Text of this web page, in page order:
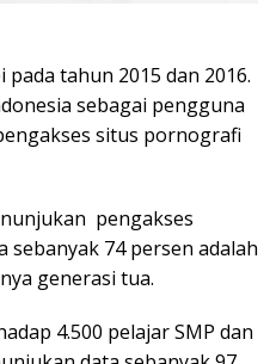
tahun 2015 dan 2016.
sebagai pengguna
situs pornografi
pengakses
sebanyak 74 persen adalah
generasi tua.
4.500 pelajar SMP dan